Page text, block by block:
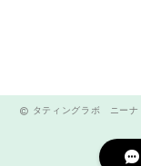
タティングラボ ニーナ